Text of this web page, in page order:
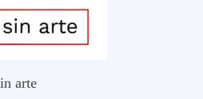
arte